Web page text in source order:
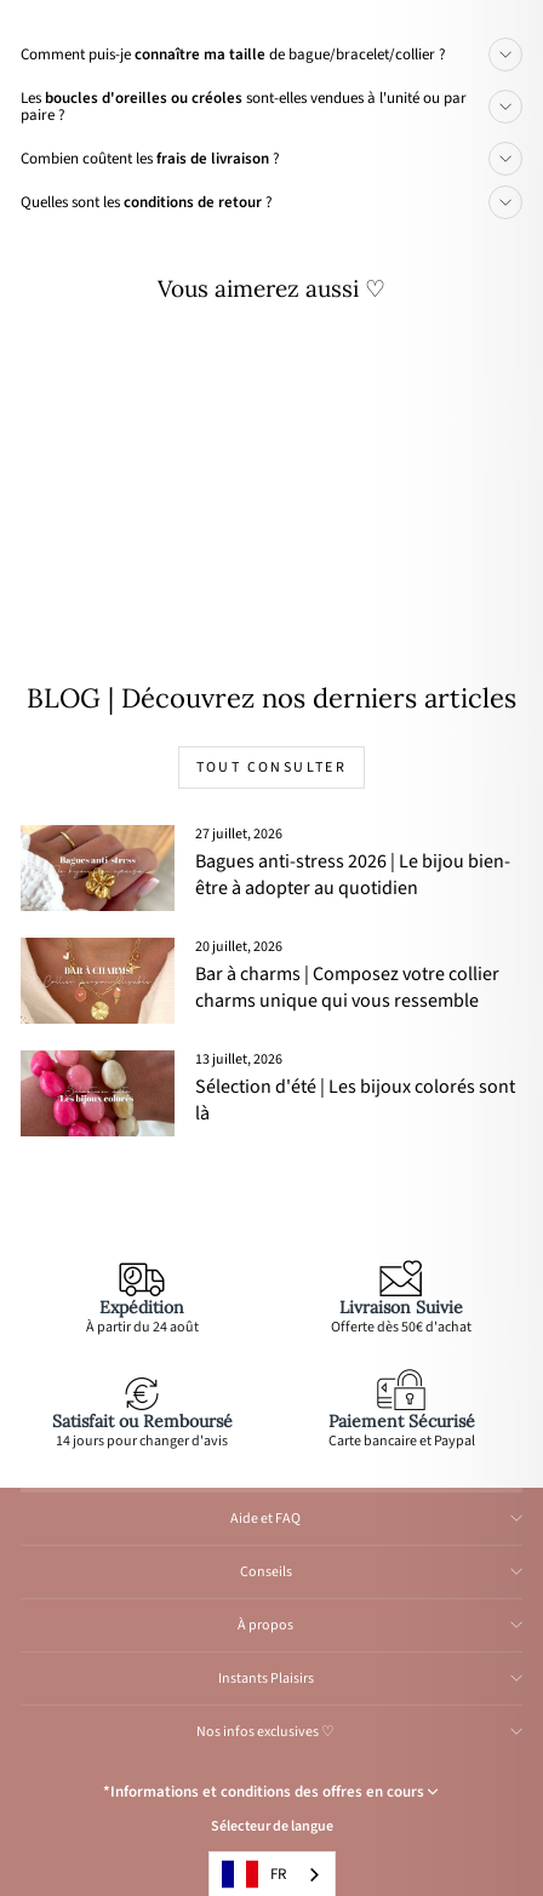
Comment puis-jeconnaître ma taille de bague/bracelet/collier ?
Les boucles d'oreilles ou créolessont-elles vendues à l'unité ou par
paire ?
Combien coûtent lesfrais de livraison?
Quelles sont lesconditions de retour?
Vous aimerez aussi ♡
BLOG | Découvrez nos derniers articles
TOUT CONSULTER
27 juillet, 2026
Bagues anti-stress 2026 | Le bijou bien-
être à adopter au quotidien
20 juillet, 2026
Bar à charms | Composez votre collier
charms unique qui vous ressemble
13 juillet, 2026
Sélection d'été | Les bijoux colorés sont
là
Expédition
À partir du 24 août
Livraison Suivie
Offerte dès 50€ d'achat
Satisfait ou Remboursé
14 jours pour changer d'avis
Paiement Sécurisé
Carte bancaire et Paypal
Aide et FAQ
Conseils
À propos
Instants Plaisirs
Nos infos exclusives ♡
*Informations et conditions des offres en cours
Congés de l’Atelier du 1er au 23 août inclus: Aucune expédition et
traitement d'e-mail durant cette période, reprise
: Livraison offerte avec le code
Sélecteur de langue
FR